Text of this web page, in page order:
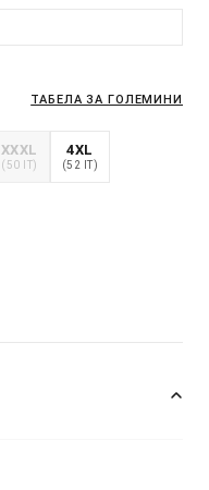
ТАБЕЛА ЗА ГОЛЕМИНИ
XXXL
(50 IT)
4XL
(52 IT)